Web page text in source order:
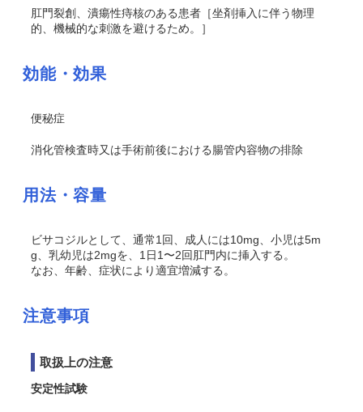
肛門裂創、潰瘍性痔核のある患者［坐剤挿入に伴う物理
的、機械的な刺激を避けるため。］
効能・効果
便秘症
消化管検査時又は手術前後における腸管内容物の排除
用法・容量
ビサコジルとして、通常1回、成人には10mg、小児は5m
g、乳幼児は2mgを、1日1〜2回肛門内に挿入する。
なお、年齢、症状により適宜増減する。
注意事項
取扱上の注意
安定性試験